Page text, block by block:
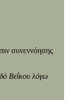
συνεννόησης
Βεΐκου λόγω